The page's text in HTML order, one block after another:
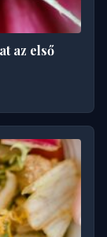
az első